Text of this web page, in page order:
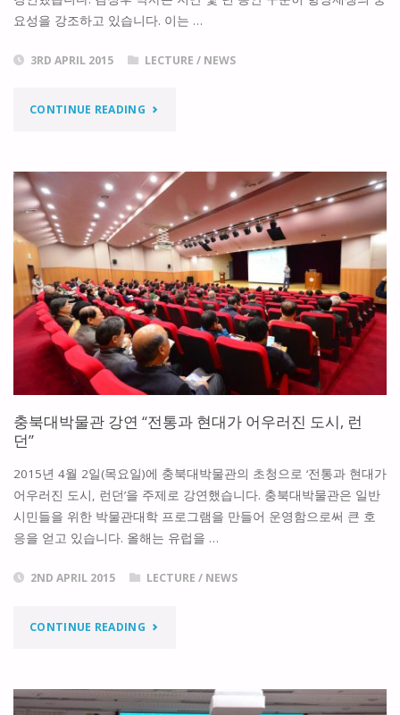
건
누
의
도
시”"
요성을 강조하고 있습니다. 이는 …
3RD APRIL 2015 LECTURE / NEWS
CONTINUE READING"남
물
포
럼
“항
만
재
생
과
도
시
의
충북대박물관 강연 “전통과 현대가 어우러진 도시, 런
던”
2015년 4월 2일(목요일)에 충북대박물관의 초청으로 ‘전통과 현대가
어우러진 도시, 런던’을 주제로 강연했습니다. 충북대박물관은 일반
시민들을 위한 박물관대학 프로그램을 만들어 운영함으로써 큰 호
응을 얻고 있습니다. 올해는 유럽을 …
2ND APRIL 2015 LECTURE / NEWS
CONTINUE READING"충
대